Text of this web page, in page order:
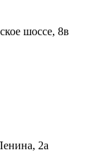
шоссе, 8в
2а